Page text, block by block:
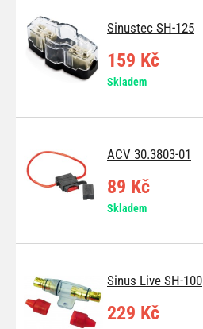
Sinustec SH-125
159 Kč
Skladem
ACV 30.3803-01
89 Kč
Skladem
Sinus Live SH-100
229 Kč